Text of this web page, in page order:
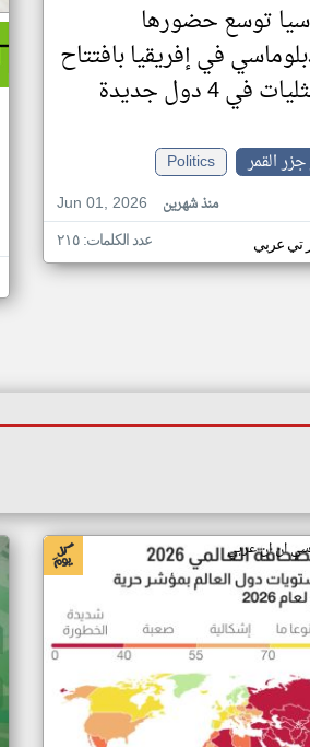
توسع حضورها
في إفريقيا بافتتاح
في 4 دول جديدة
جزر القمر
Politics
Jun 01, 2026
منذ شهرين
تي عربي عدد الكلمات: ٢١٥
سي ان ان عربي